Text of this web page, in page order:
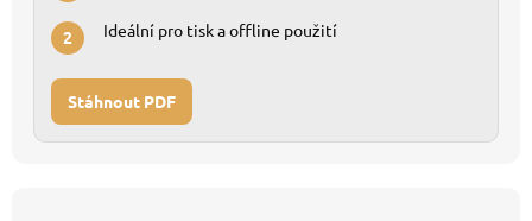
2 Ideální pro tisk a offline použití
Stáhnout PDF